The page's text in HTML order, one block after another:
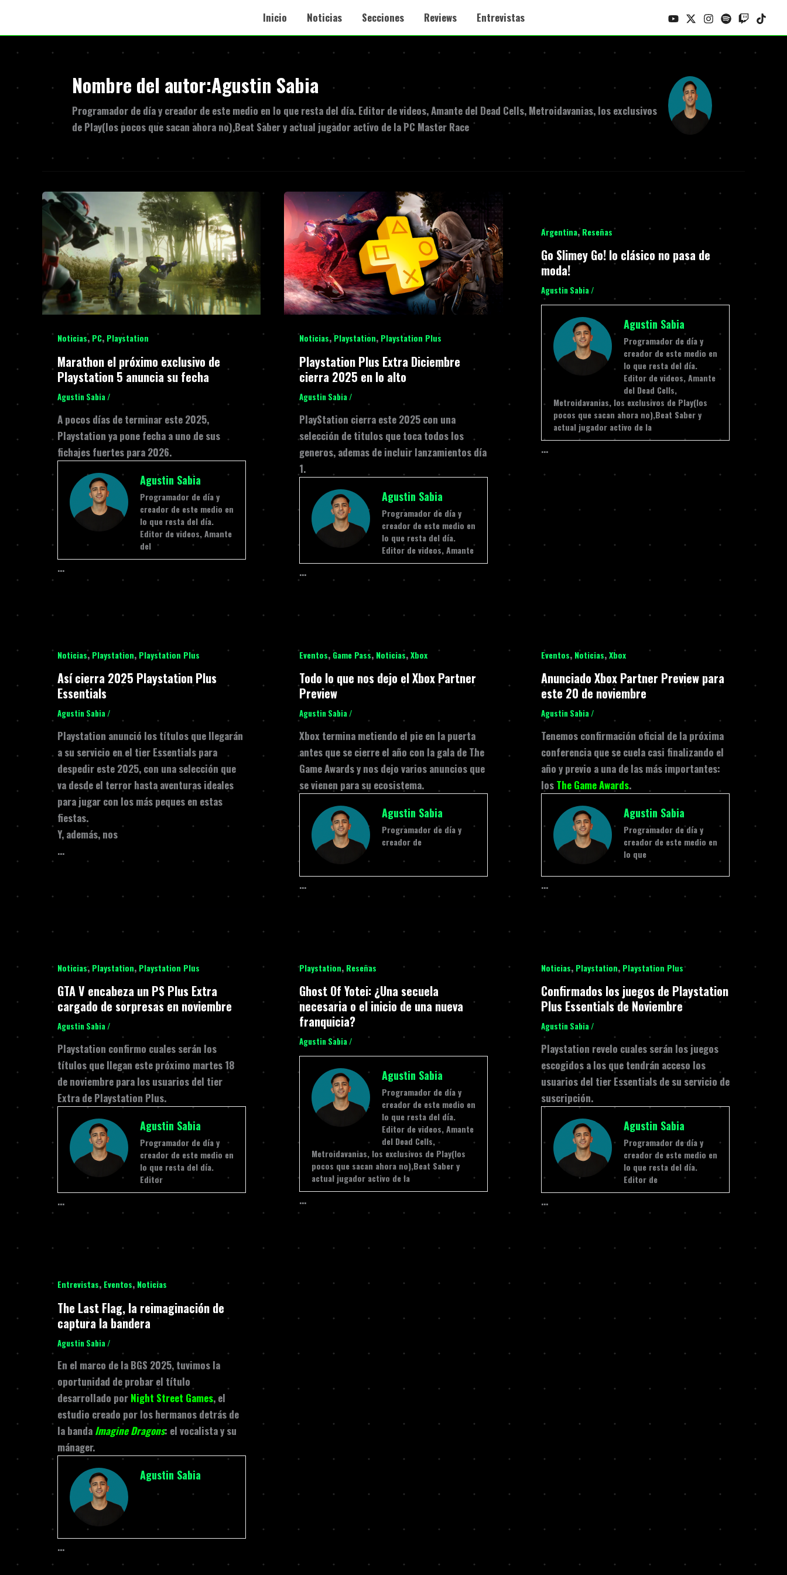
contenido
Inicio Noticias Secciones Reviews Entrevistas
Nombre del autor:Agustin Sabia
Programador de día y creador de este medio en lo que resta del día. Editor de videos, Amante del Dead Cells, Metroidavanias, los exclusivos
de Play(los pocos que sacan ahora no),Beat Saber y actual jugador activo de la PC Master Race
Noticias, PC, Playstation
Marathon el próximo exclusivo de
Playstation 5 anuncia su fecha
Agustin Sabia/
A pocos días de terminar este 2025,
Playstation ya pone fecha a uno de sus
fichajes fuertes para 2026.
Agustin Sabia
Programador de día y
creador de este medio en
lo que resta del día.
Editor de videos, Amante
del
…
Noticias,Playstation, Playstation Plus
Playstation Plus Extra Diciembre
cierra 2025 en lo alto
Agustin Sabia/
PlayStation cierra este 2025 con una
selección de titulos que toca todos los
generos, ademas de incluir lanzamientos día
1.
Agustin Sabia
Programador de día y
creador de este medio en
lo que resta del día.
Editor de videos, Amante
…
Argentina,Reseñas
Go Slimey Go! lo clásico no pasa de
moda!
Agustin Sabia/
Agustin Sabia
Programador de día y
creador de este medio en
lo que resta del día.
Editor de videos, Amante
del Dead Cells,
Metroidavanias, los exclusivos de Play(los
pocos que sacan ahora no),Beat Saber y
actual jugador activo de la
…
Noticias, Playstation, Playstation Plus
Así cierra 2025 Playstation Plus
Essentials
Agustin Sabia/
Playstation anunció los títulos que llegarán
a su servicio en el tier Essentials para
despedir este 2025, con una selección que
va desde el terror hasta aventuras ideales
para jugar con los más peques en estas
fiestas.
Y, además, nos
…
Eventos, Game Pass, Noticias,Xbox
Todo lo que nos dejo el Xbox Partner
Preview
Agustin Sabia/
Xbox termina metiendo el pie en la puerta
antes que se cierre el año con la gala de The
Game Awards y nos dejo varios anuncios que
se vienen para su ecosistema.
Agustin Sabia
Programador de día y
creador de
…
Eventos, Noticias,Xbox
Anunciado Xbox Partner Preview para
este 20 de noviembre
Agustin Sabia/
Tenemos confirmación oficial de la próxima
conferencia que se cuela casi finalizando el
año y previo a una de las más importantes:
los The Game Awards.
Agustin Sabia
Programador de día y
creador de este medio en
lo que
…
Noticias, Playstation, Playstation Plus
GTA V encabeza un PS Plus Extra
cargado de sorpresas en noviembre
Agustin Sabia/
Playstation confirmo cuales serán los
títulos que llegan este próximo martes 18
de noviembre para los usuarios del tier
Extra de Playstation Plus.
Agustin Sabia
Programador de día y
creador de este medio en
lo que resta del día.
Editor
…
Playstation, Reseñas
Ghost Of Yotei: ¿Una secuela
necesaria o el inicio de una nueva
franquicia?
Agustin Sabia/
Agustin Sabia
Programador de día y
creador de este medio en
lo que resta del día.
Editor de videos, Amante
del Dead Cells,
Metroidavanias, los exclusivos de Play(los
pocos que sacan ahora no),Beat Saber y
actual jugador activo de la
…
Noticias, Playstation, Playstation Plus
Confirmados los juegos de Playstation
Plus Essentials de Noviembre
Agustin Sabia/
Playstation revelo cuales serán los juegos
escogidos a los que tendrán acceso los
usuarios del tier Essentials de su servicio de
suscripción.
Agustin Sabia
Programador de día y
creador de este medio en
lo que resta del día.
Editor de
…
Entrevistas, Eventos, Noticias
The Last Flag, la reimaginación de
captura la bandera
Agustin Sabia /
En el marco de la BGS 2025, tuvimos la
oportunidad de probar el título
desarrollado por Night Street Games, el
estudio creado por los hermanos detrás de
la banda Imagine Dragons: el vocalista y su
mánager.
Agustin Sabia
…